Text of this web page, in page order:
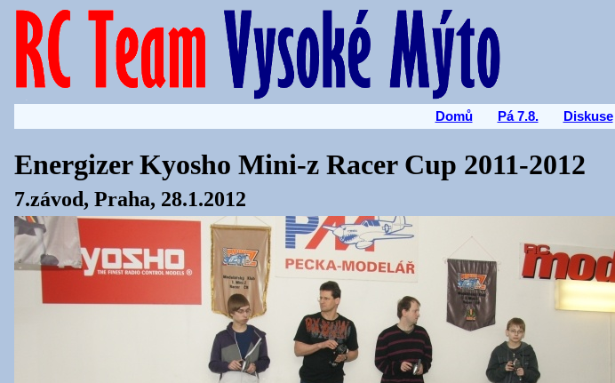
Domů Pá 7.8. Diskuse
Energizer Kyosho Mini-z Racer Cup 2011-2012
7.závod, Praha, 28.1.2012